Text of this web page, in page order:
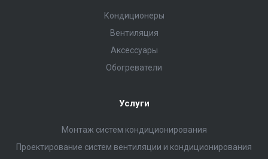
Кондиционеры
Вентиляция
Аксессуары
Обогреватели
Услуги
Монтаж систем кондиционирования
Проектирование систем вентиляции и кондиционирования